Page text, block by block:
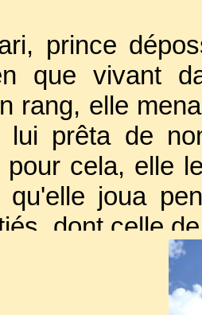
prince
que vivant
rang, elle
lui prêta de
pour cela, elle
qu'elle joua
dont celle
pour
pension et